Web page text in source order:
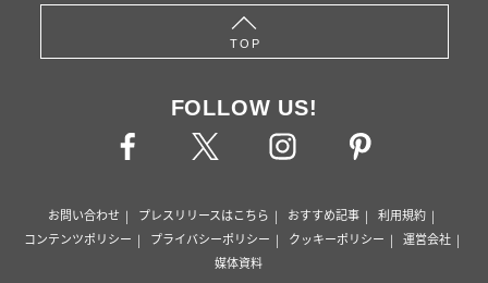
TOP
FOLLOW US!
お問い合わせ プレスリリースはこちら おすすめ記事
利用規約
コンテンツポリシー
プライバシーポリシー クッキーポリシー
運営会社
媒体資料